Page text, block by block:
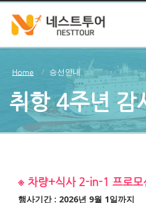
Home 승선안내
취항 4주년 감
※ 차량+식사 2-in-1 프로모
행사기간 : 2026년 9월 1일까지